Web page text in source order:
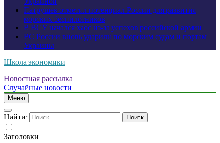
Патрушев отметил потенциал России для развития
морских беспилотников
В ВСУ начался хаос из-за успехов российской армии
ВС России вновь ударили по морским судам и портам
Украины
Школа экономики
Новостная рассылка
Случайные новости
Меню
Найти:
Заголовки